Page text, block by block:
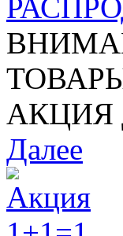
АКЦИЯ
Далее